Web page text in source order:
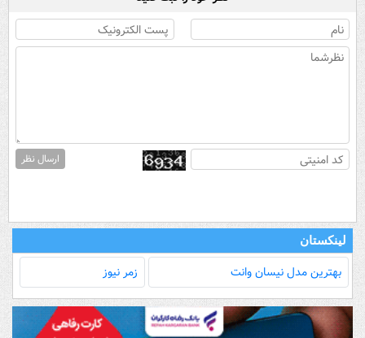
ارسال نظر
لینکستان
بهترین مدل‌ نیسان وانت زمر نیوز